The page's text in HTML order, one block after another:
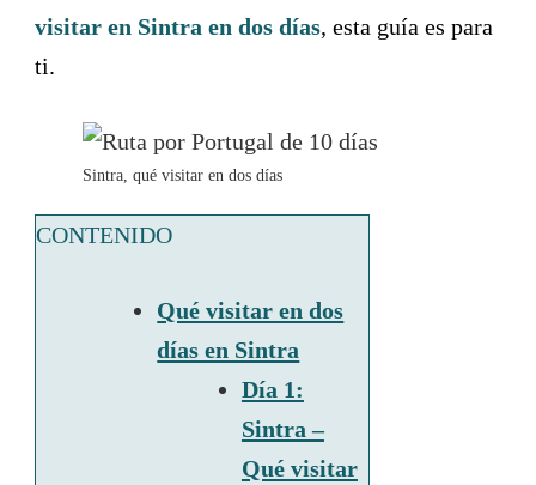
visitar en Sintra en dos días, esta guía es para
ti.
Sintra, qué visitar en dos días
CONTENIDO
Qué visitar en dos
días en Sintra
Día 1:
Sintra –
Qué visitar